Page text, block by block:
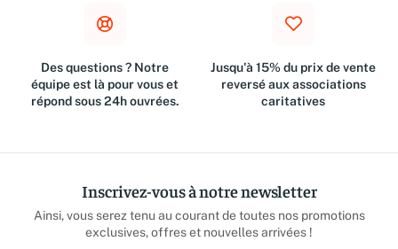
Des questions ? Notre
équipe est là pour vous et
répond sous 24h ouvrées.
Jusqu'à 15% du prix de vente
reversé aux associations
caritatives
Inscrivez-vous à notre newsletter
Ainsi, vous serez tenu au courant de toutes nos promotions
exclusives, offres et nouvelles arrivées !